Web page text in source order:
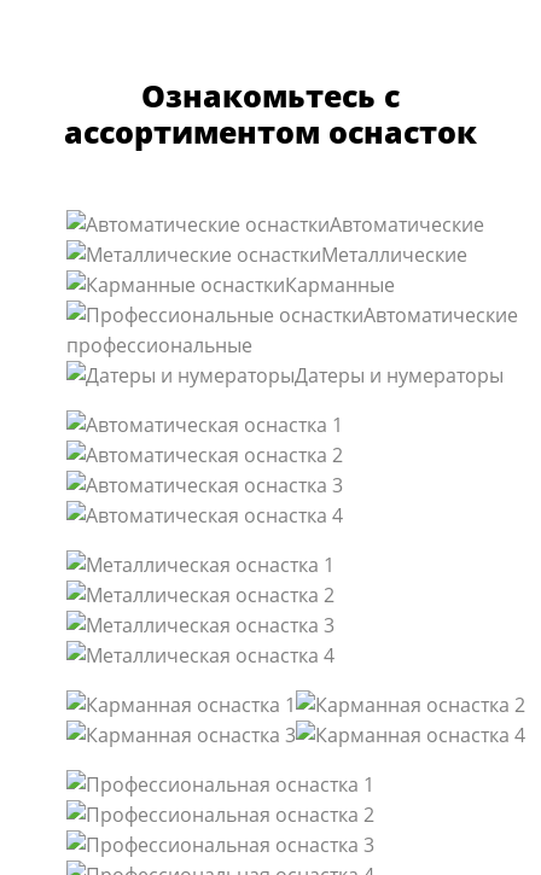
Ознакомьтесь с
ассортиментом оснасток
Автоматические
Металлические
Карманные
Автоматические
профессиональные
Датеры и нумераторы